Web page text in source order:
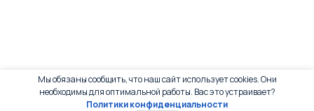
Мы обязаны сообщить, что наш сайт использует cookies. Они
необходимы для оптимальной работы. Вас это устраивает?
Политики конфиденциальности